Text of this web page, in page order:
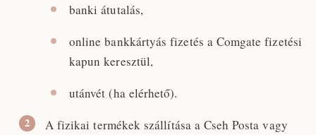
banki átutalás,
online bankkártyás fizetés a Comgate fizetési
kapun keresztül,
utánvét (ha elérhető).
A fizikai termékek szállítása a Cseh Posta vagy